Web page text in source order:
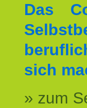
Das
sich
» zum